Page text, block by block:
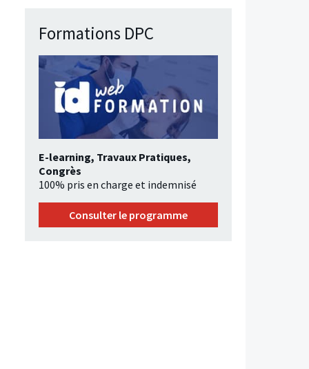
Formations DPC
E-learning, Travaux Pratiques,
Congrès
100% pris en charge et indemnisé
Consulter le programme